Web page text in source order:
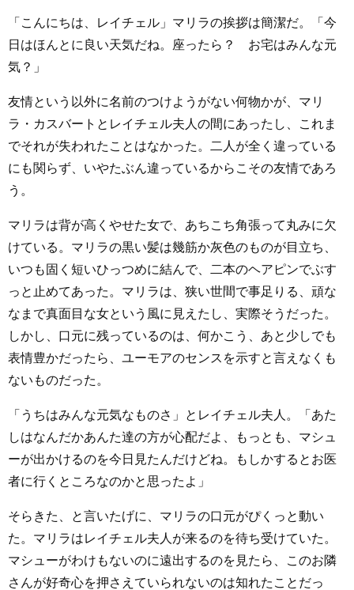
「こんにちは、レイチェル」マリラの挨拶は簡潔だ。「今
日はほんとに良い天気だね。座ったら？ お宅はみんな元
気？」
友情という以外に名前のつけようがない何物かが、マリ
ラ・カスバートとレイチェル夫人の間にあったし、これま
でそれが失われたことはなかった。二人が全く違っている
にも関らず、いやたぶん違っているからこその友情であろ
う。
マリラは背が高くやせた女で、あちこち角張って丸みに欠
けている。マリラの黒い髪は幾筋か灰色のものが目立ち、
いつも固く短いひっつめに結んで、二本のヘアピンでぶす
っと止めてあった。マリラは、狭い世間で事足りる、頑な
なまで真面目な女という風に見えたし、実際そうだった。
しかし、口元に残っているのは、何かこう、あと少しでも
表情豊かだったら、ユーモアのセンスを示すと言えなくも
ないものだった。
「うちはみんな元気なものさ」とレイチェル夫人。「あた
しはなんだかあんた達の方が心配だよ、もっとも、マシュ
ーが出かけるのを今日見たんだけどね。もしかするとお医
者に行くところなのかと思ったよ」
そらきた、と言いたげに、マリラの口元がぴくっと動い
た。マリラはレイチェル夫人が来るのを待ち受けていた。
マシューがわけもないのに遠出するのを見たら、このお隣
さんが好奇心を押さえていられないのは知れたことだっ